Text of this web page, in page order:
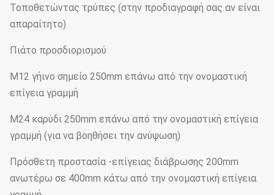
Τοποθετώντας τρύπες (στην προδιαγραφή σας αν είναι
απαραίτητο)
Πιάτο προσδιορισμού
M12 γήινο σημείο 250mm επάνω από την ονομαστική
επίγεια γραμμή
M24 καρύδι 250mm επάνω από την ονομαστική επίγεια
γραμμή (για να βοηθήσει την ανύψωση)
Πρόσθετη προστασία -επίγειας διάβρωσης 200mm
ανωτέρω σε 400mm κάτω από την ονομαστική επίγεια